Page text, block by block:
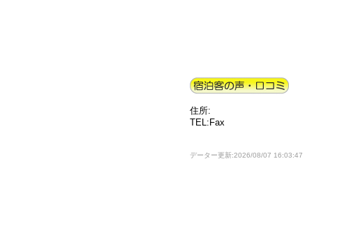
住所:
TEL:Fax
データー更新:2026/08/07 16:03:47